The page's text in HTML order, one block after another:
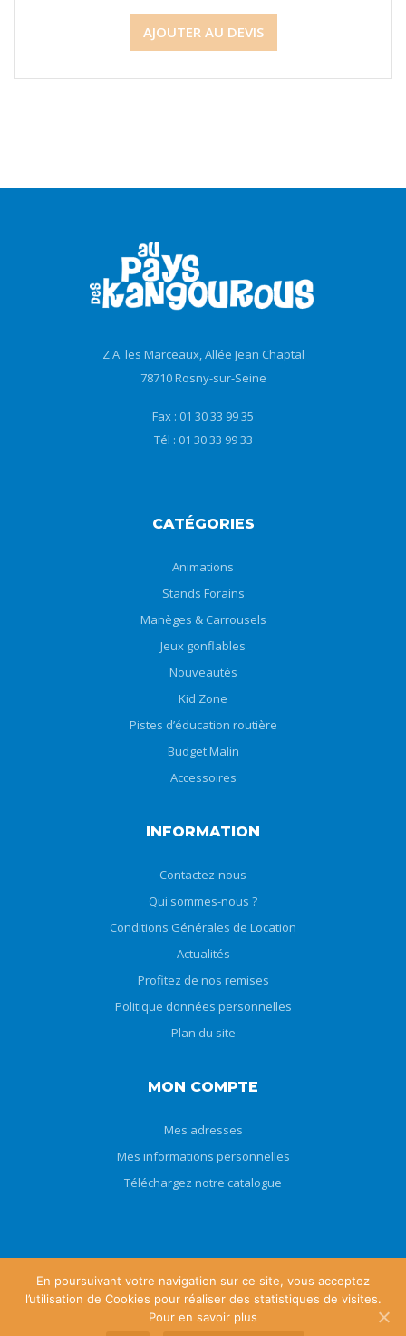
AJOUTER AU DEVIS
Z.A. les Marceaux, Allée Jean Chaptal
78710 Rosny-sur-Seine
Fax : 01 30 33 99 35
Tél : 01 30 33 99 33
CATÉGORIES
Animations
Stands Forains
Manèges & Carrousels
Jeux gonflables
Nouveautés
Kid Zone
Pistes d’éducation routière
Budget Malin
Accessoires
INFORMATION
Contactez-nous
Qui sommes-nous ?
Conditions Générales de Location
Actualités
Profitez de nos remises
Politique données personnelles
Plan du site
MON COMPTE
Mes adresses
Mes informations personnelles
Téléchargez notre catalogue
Copyright © 2019 - Au Pays des Kangourous
En poursuivant votre navigation sur ce site, vous acceptez
l’utilisation de Cookies pour réaliser des statistiques de visites.
Pour en savoir plus